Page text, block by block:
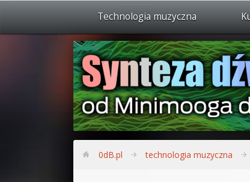
Technologia muzyczna
0dB.pl technologia muzyczna